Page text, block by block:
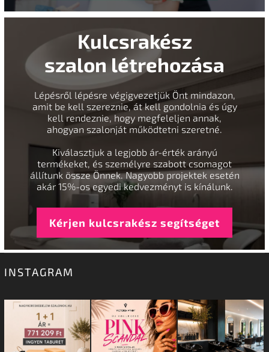
Kulcsrakész
szalon létrehozása
Lépésről lépésre végigvezetjük Önt mindazon,
amit be kell szereznie, át kell gondolnia és úgy
kell rendeznie, hogy megfeleljen annak,
ahogyan szalonját működtetni szeretné.
Kiválasztjuk a legjobb ár-érték arányú
termékeket, és személyre szabott csomagot
állítunk össze Önnek. Nagyobb projektek esetén
akár 15%-os egyedi kedvezményt is kínálunk.
Kérjen kulcsrakész segítséget
INSTAGRAM